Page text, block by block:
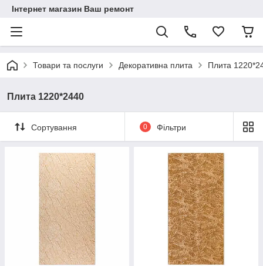
Інтернет магазин Ваш ремонт
Товари та послуги Декоративна плита Плита
Плита 1220*2440
Сортування 0 Фільтри